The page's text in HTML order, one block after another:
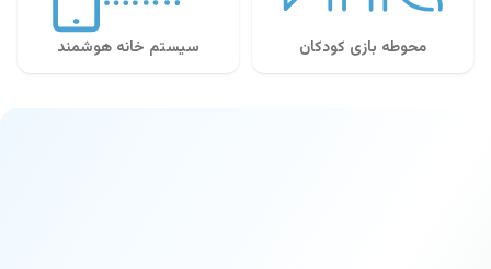
محوطه بازی کودکان سیستم خانه هوشمند